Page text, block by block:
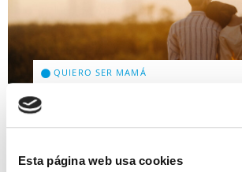
Esta página web usa cookies
QUIERO SER MAMÁ
¿Afecta el estrés a la